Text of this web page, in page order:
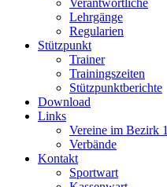
Verantwortliche
Lehrgänge
Regularien
Stützpunkt
Trainer
Trainingszeiten
Stützpunktberichte
Download
Links
Vereine im Bezirk 1
Verbände
Kontakt
Sportwart